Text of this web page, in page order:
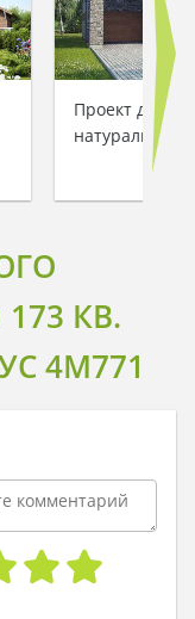
Проект
натуральным
КВ.
4M771